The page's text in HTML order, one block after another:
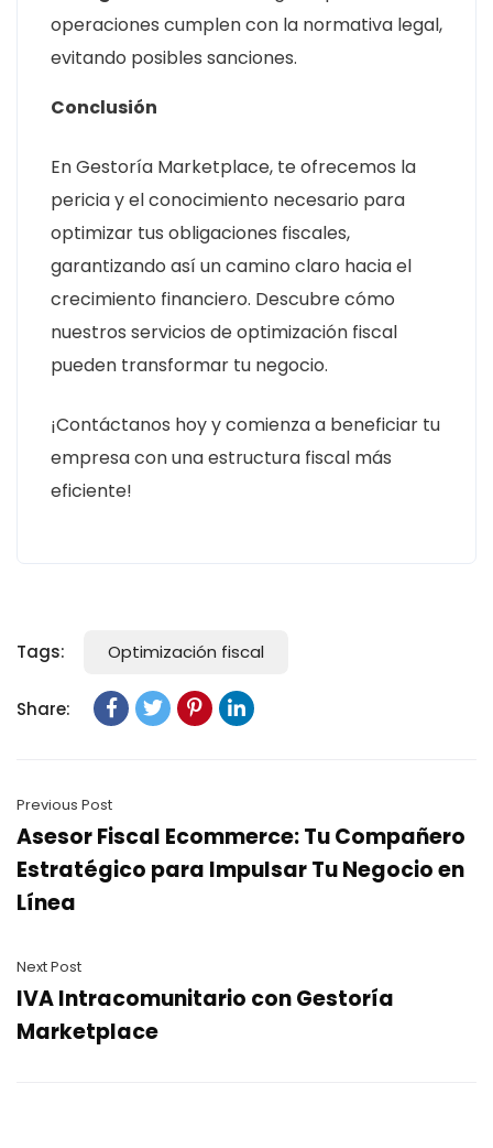
operaciones cumplen con la normativa legal,
evitando posibles sanciones.
Conclusión
En Gestoría Marketplace, te ofrecemos la
pericia y el conocimiento necesario para
optimizar tus obligaciones fiscales,
garantizando así un camino claro hacia el
crecimiento financiero. Descubre cómo
nuestros servicios de optimización fiscal
pueden transformar tu negocio.
¡Contáctanos hoy y comienza a beneficiar tu
empresa con una estructura fiscal más
eficiente!
Tags: Optimización fiscal
Share:
Previous Post
Asesor Fiscal Ecommerce: Tu Compañero
Estratégico para Impulsar Tu Negocio en
Línea
Next Post
IVA Intracomunitario con Gestoría
Marketplace